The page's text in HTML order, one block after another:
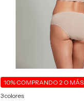
10% COMPRANDO 2 O MÁS
3 colores